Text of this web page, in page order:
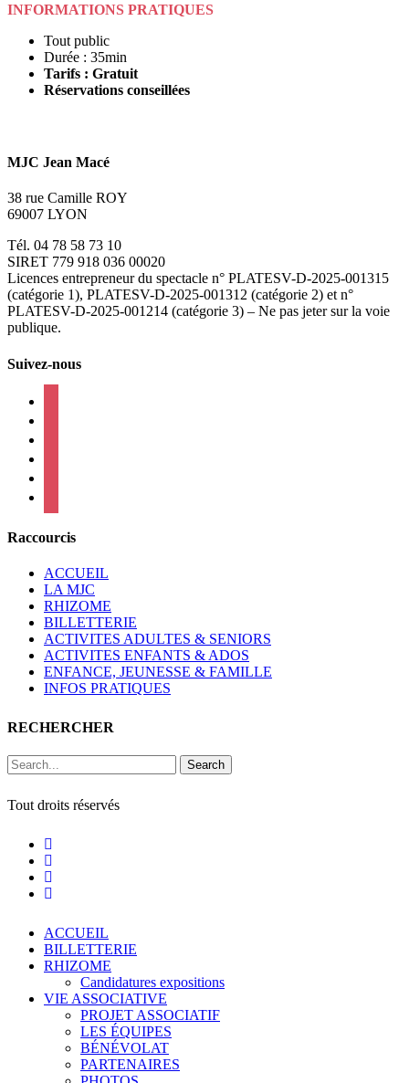
INFORMATIONS PRATIQUES
Tout public
Durée : 35min
Tarifs : Gratuit
Réservations conseillées
MJC Jean Macé
38 rue Camille ROY
69007 LYON
Tél. 04 78 58 73 10
SIRET 779 918 036 00020
Licences entrepreneur du spectacle n° PLATESV-D-2025-001315
(catégorie 1), PLATESV-D-2025-001312 (catégorie 2) et n°
PLATESV-D-2025-001214 (catégorie 3) – Ne pas jeter sur la voie
publique.
Suivez-nous
Raccourcis
ACCUEIL
LA MJC
RHIZOME
BILLETTERIE
ACTIVITES ADULTES & SENIORS
ACTIVITES ENFANTS & ADOS
ENFANCE, JEUNESSE & FAMILLE
INFOS PRATIQUES
RECHERCHER
Search
Tout droits réservés
ACCUEIL
BILLETTERIE
RHIZOME
Candidatures expositions
VIE ASSOCIATIVE
PROJET ASSOCIATIF
LES ÉQUIPES
BÉNÉVOLAT
PARTENAIRES